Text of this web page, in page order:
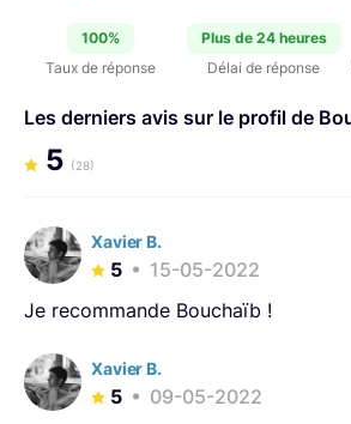
100%
Taux de réponse
Plus de 24 heures
Délai de réponse
Les derniers avis sur le profil de
5 (28)
Xavier B.
5
15-05-2022
Je recommande Bouchaïb !
Xavier B.
5
09-05-2022